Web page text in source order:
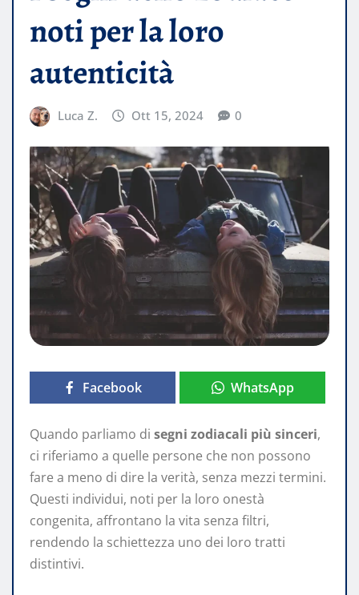
noti per la loro
autenticità
Luca Z. Ott 15, 2024 0
Facebook WhatsApp
Quando parliamo di segni zodiacali più sinceri,
ci riferiamo a quelle persone che non possono
fare a meno di dire la verità, senza mezzi termini.
Questi individui, noti per la loro onestà
congenita, affrontano la vita senza filtri,
rendendo la schiettezza uno dei loro tratti
distintivi.